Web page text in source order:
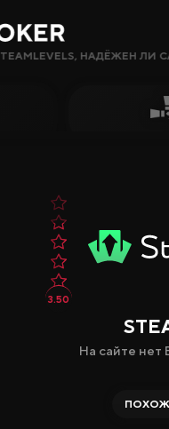
Сайты, Режимы,
Сайты CS2
Сайты Rust
Сайты Steam
Заработок
НАДЁЖЕН ЛИ
3.50
На сайте нет